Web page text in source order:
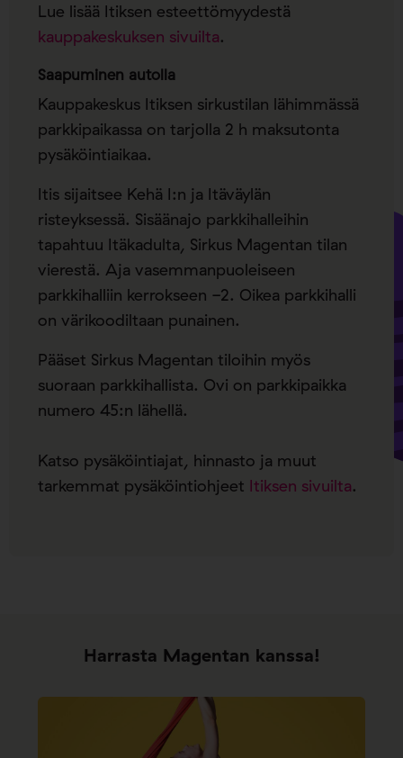
Lue lisää Itiksen esteettömyydestä
kauppakeskuksen sivuilta.
Saapuminen autolla
Kauppakeskus Itiksen sirkustilan lähimmässä
parkkipaikassa on tarjolla 2 h maksutonta
pysäköintiaikaa.
Itis sijaitsee Kehä I:n ja Itäväylän
risteyksessä. Sisäänajo parkkihalleihin
tapahtuu Itäkadulta, Sirkus Magentan tilan
vierestä. Aja vasemmanpuoleiseen
parkkihalliin kerrokseen -2. Oikea parkkihalli
on värikoodiltaan punainen.
Pääset Sirkus Magentan tiloihin myös
suoraan parkkihallista. Ovi on parkkipaikka
numero 45:n lähellä.
Katso pysäköintiajat, hinnasto ja muut
tarkemmat pysäköintiohjeet Itiksen sivuilta.
Harrasta Magentan kanssa!